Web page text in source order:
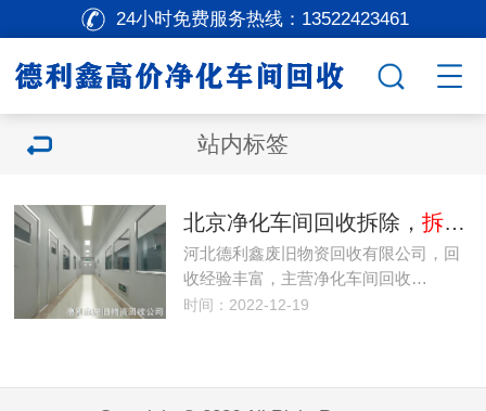
24小时免费服务热线： 13522423461
站内标签
北京净化车间回收拆除， 拆除洁净车间厂房
河北德利鑫废旧物资回收有限公司，回
收经验丰富，主营净化车间回收…
时间：2022-12-19